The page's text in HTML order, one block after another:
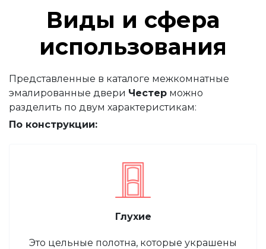
Виды и сфера
использования
Представленные в каталоге межкомнатные
эмалированные двери Честер можно
разделить по двум характеристикам:
По конструкции:
Глухие
Это цельные полотна, которые украшены